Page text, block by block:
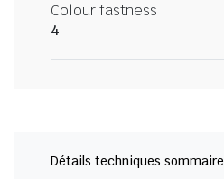
Colour fastness
4
Détails techniques sommaire